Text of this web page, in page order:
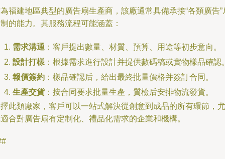
福建地區典型的廣告扇生產商，該廠通常具備承接“各類廣告”
的能力。其服務流程可能涵蓋：
需求溝通 ：客戶提出數量、材質、預算、用途等初步意向。
設計打樣 ：根據需求進行設計并提供數碼稿或實物樣品確認
報價簽約 ：樣品確認后，給出最終批量價格并簽訂合同。
生產交貨：按合同要求批量生產，質檢后安排物流發貨。
此類廠家，客戶可以一站式解決從創意到成品的所有環節，尤
合對廣告扇有定制化、禮品化需求的企業和機構。